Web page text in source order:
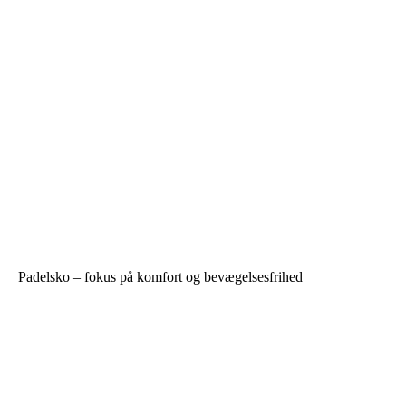
Padelsko – fokus på komfort og bevægelsesfrihed